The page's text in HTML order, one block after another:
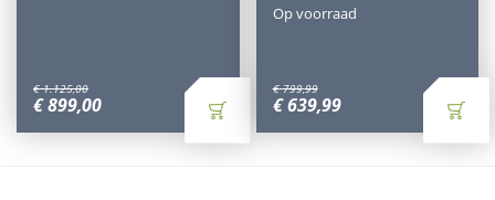
€ 1.125,00
€899,00
€ 799,99
€ 639,99
Op voorraad